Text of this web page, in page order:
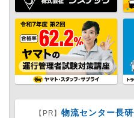
【PR】物流センター長